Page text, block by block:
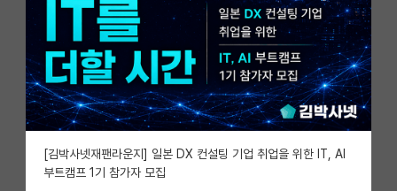
전체글보기
베스트 게시판
IF 명예의전당
자유 게시판(아무개랩)
미국 유학 게시판
[김박사넷재팬라운지] 일본 DX 컨설팅 기업 취업을 위한 IT, AI
부트캠프 1기 참가자 모집